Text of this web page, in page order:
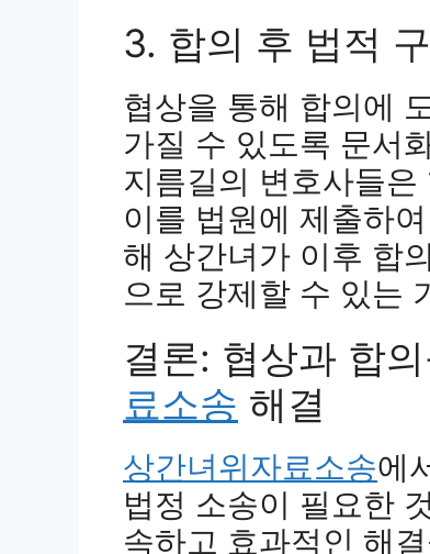
3. 합의 후 법적
협상을 통해 합의에
가질 수 있도록 문서
지름길의 변호사들
이를 법원에 제출하
해 상간녀가 이후 합
으로 강제할 수 있는
결론: 협상과 합
료소송 해결
상간녀위자료소송에
법정 소송이 필요한
속하고 효과적인 해